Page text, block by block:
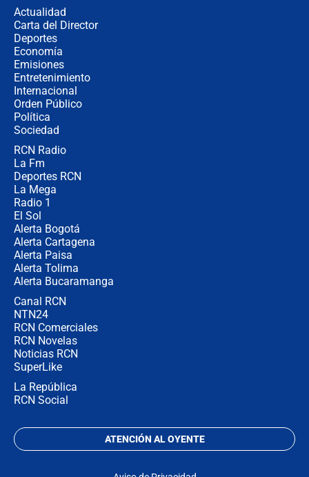
Actualidad
Carta del Director
Deportes
Economía
Emisiones
Entretenimiento
Internacional
Orden Público
Política
Sociedad
RCN Radio
La Fm
Deportes RCN
La Mega
Radio 1
El Sol
Alerta Bogotá
Alerta Cartagena
Alerta Paisa
Alerta Tolima
Alerta Bucaramanga
Canal RCN
NTN24
RCN Comerciales
RCN Novelas
Noticias RCN
SuperLike
La República
RCN Social
ATENCIÓN AL OYENTE